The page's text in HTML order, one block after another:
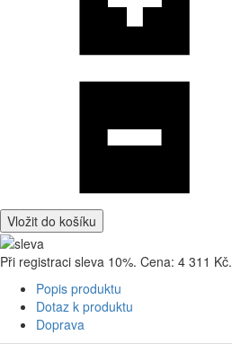
Vložit do košíku
Při registraci sleva 10%. Cena: 4 311 Kč.
Popis produktu
Dotaz k produktu
Doprava